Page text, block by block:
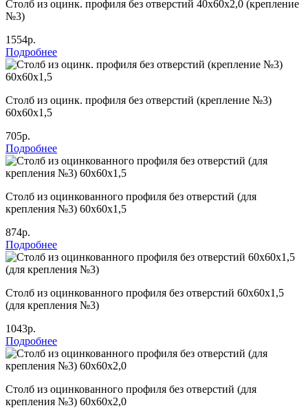
Столб из оцинк. профиля без отверстий 40х60х2,0 (крепление
№3)
1554р.
Подробнее
Столб из оцинк. профиля без отверстий (крепление №3)
60х60х1,5
705р.
Подробнее
Столб из оцинкованного профиля без отверстий (для
крепления №3) 60х60х1,5
874р.
Подробнее
Столб из оцинкованного профиля без отверстий 60х60х1,5
(для крепления №3)
1043р.
Подробнее
Столб из оцинкованного профиля без отверстий (для
крепления №3) 60х60х2,0